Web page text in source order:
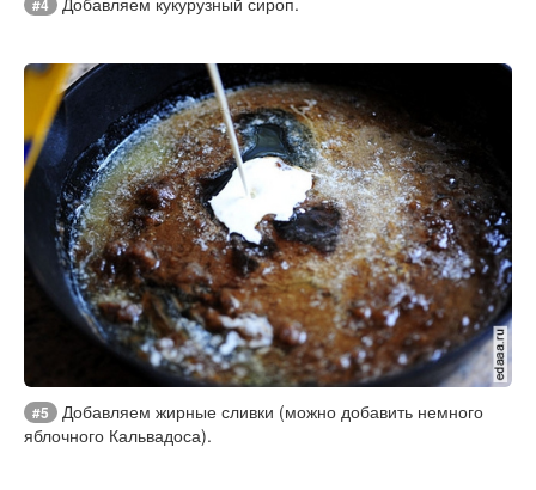
#5
Добавляем жирные сливки (можно добавить немного
яблочного Кальвадоса).